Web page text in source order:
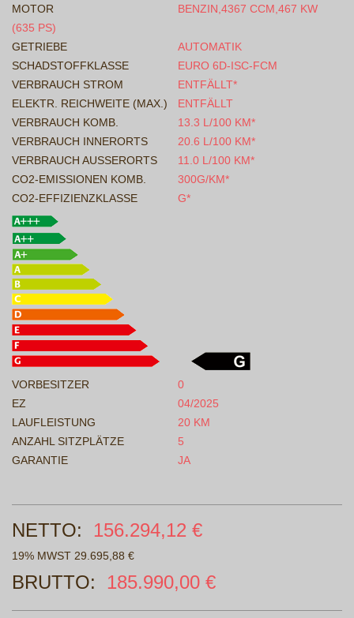
MOTOR
BENZIN,4367 CCM,467 KW
(635 PS)
GETRIEBE
AUTOMATIK
SCHADSTOFFKLASSE
EURO 6D-ISC-FCM
VERBRAUCH STROM
ENTFÄLLT*
ELEKTR. REICHWEITE (MAX.)
ENTFÄLLT
VERBRAUCH KOMB.
13.3 L/100 KM*
VERBRAUCH INNERORTS
20.6 L/100 KM*
VERBRAUCH AUSSERORTS
11.0 L/100 KM*
CO2-EMISSIONEN KOMB.
300G/KM*
CO2-EFFIZIENZKLASSE
G*
VORBESITZER
0
EZ
04/2025
LAUFLEISTUNG
20 KM
ANZAHL SITZPLÄTZE
5
GARANTIE
JA
NETTO: 156.294,12 €
19% MWST 29.695,88 €
BRUTTO: 185.990,00 €